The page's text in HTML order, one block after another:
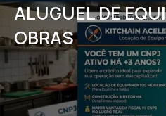
ALUGUEL DE
OBRAS